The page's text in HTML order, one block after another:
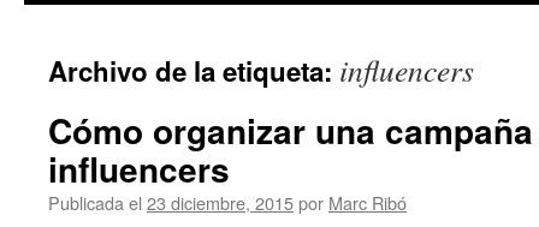
contenido
Archivo de la etiqueta: influencers
Cómo organizar una
influencers
Publicada el 23 diciembre, 2015por Marc Ribó